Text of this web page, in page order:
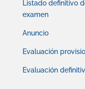
Listado definitivo
examen
Anuncio
Evaluación
Evaluación